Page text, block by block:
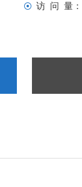
访 问 量：